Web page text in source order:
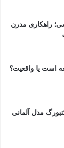
راهکاری مدرن
است یا واقعیت؟
مدل آلمانی